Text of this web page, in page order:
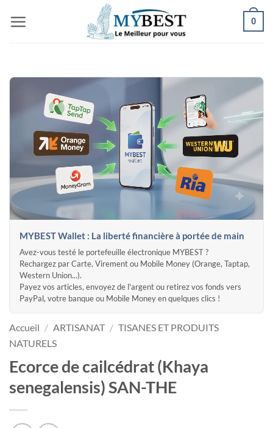
au
0
MYBEST Wallet : La liberté financière à portée de main
Avez-vous testé le portefeuille électronique MYBEST ?
Rechargez par Carte, Virement ou Mobile Money (Orange, Taptap,
Western Union...).
Payez vos articles, envoyez de l'argent ou retirez vos fonds vers
PayPal, votre banque ou Mobile Money en quelques clics !
Accueil / ARTISANAT / TISANES ET PRODUITS
NATURELS
Ecorce de cailcédrat (Khaya
senegalensis) SAN-THE